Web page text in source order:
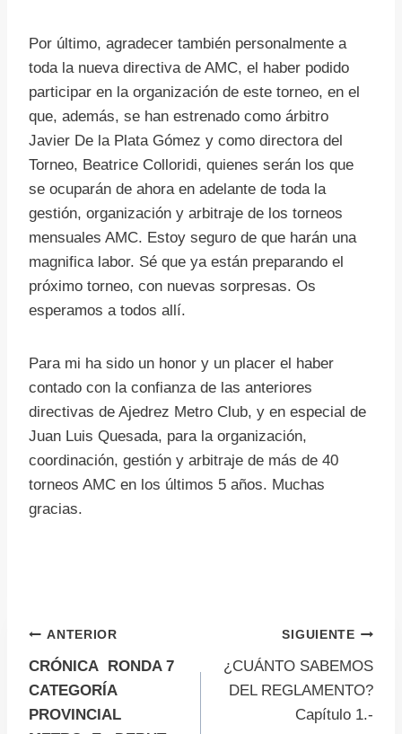
Por último, agradecer también personalmente a
toda la nueva directiva de AMC, el haber podido
participar en la organización de este torneo, en el
que, además, se han estrenado como árbitro
Javier De la Plata Gómez y como directora del
Torneo, Beatrice Colloridi, quienes serán los que
se ocuparán de ahora en adelante de toda la
gestión, organización y arbitraje de los torneos
mensuales AMC. Estoy seguro de que harán una
magnifica labor. Sé que ya están preparando el
próximo torneo, con nuevas sorpresas. Os
esperamos a todos allí.
Para mi ha sido un honor y un placer el haber
contado con la confianza de las anteriores
directivas de Ajedrez Metro Club, y en especial de
Juan Luis Quesada, para la organización,
coordinación, gestión y arbitraje de más de 40
torneos AMC en los últimos 5 años. Muchas
gracias.
Navegación
de
ANTERIOR
CRÓNICA RONDA 7
CATEGORÍA
PROVINCIAL
SIGUIENTE
¿CUÁNTO SABEMOS
DEL REGLAMENTO?
Capítulo 1.-